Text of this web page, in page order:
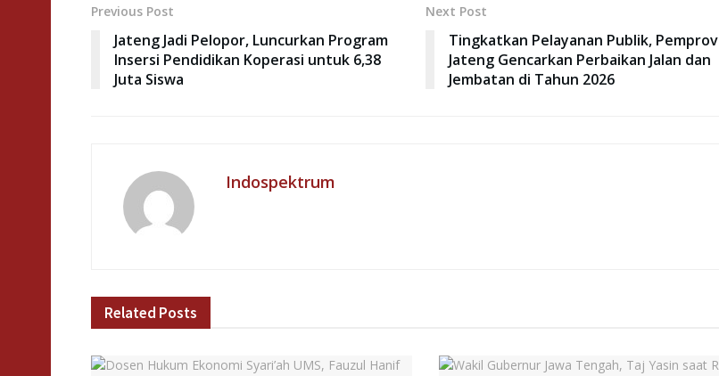
Previous Post
Jateng Jadi Pelopor, Luncurkan Program
Insersi Pendidikan Koperasi untuk 6,38
Juta Siswa
Next Post
Tingkatkan Pelayanan Publik, Pemprov
Jateng Gencarkan Perbaikan Jalan dan
Jembatan di Tahun 2026
Indospektrum
Related Posts